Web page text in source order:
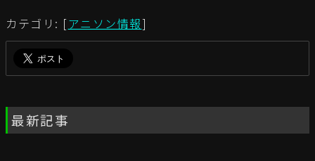
カテゴリ: [アニソン情報]
最新記事